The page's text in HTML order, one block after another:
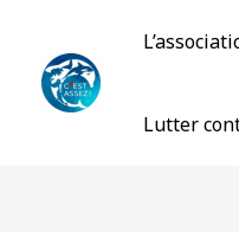
contenu
Lutter